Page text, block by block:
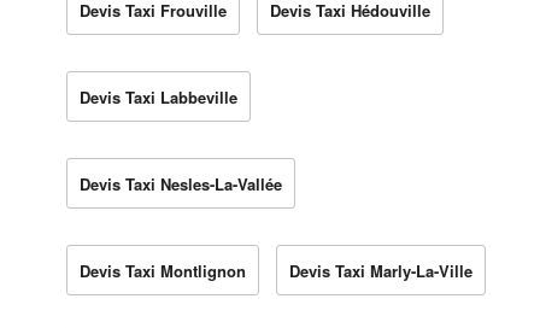
Devis Taxi Frouville Devis Taxi Hédouville
Devis Taxi Labbeville
Devis Taxi Nesles-La-Vallée
Devis Taxi Montlignon Devis Taxi Marly-La-Ville